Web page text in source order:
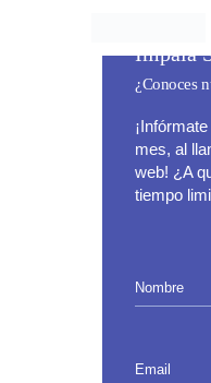
INICIO
Impala
¿Conoces
mes, al
web! ¿A
tiempo